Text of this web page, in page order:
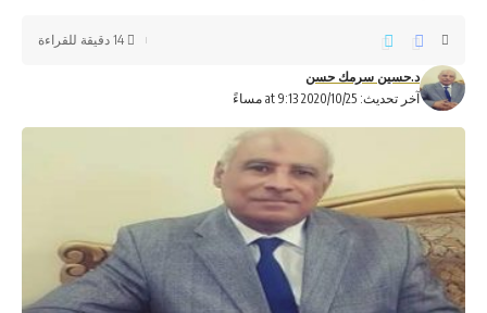
آخر تحديث: 2020/10/25 at 9:13 مساءً
د.حسين سرمك حسن
14 دقيقة للقراءة